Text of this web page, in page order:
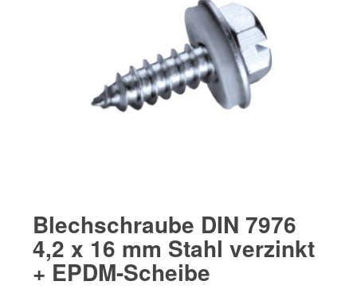
Blechschraube DIN 7976
4,2 x 16 mm Stahl verzinkt
+ EPDM-Scheibe